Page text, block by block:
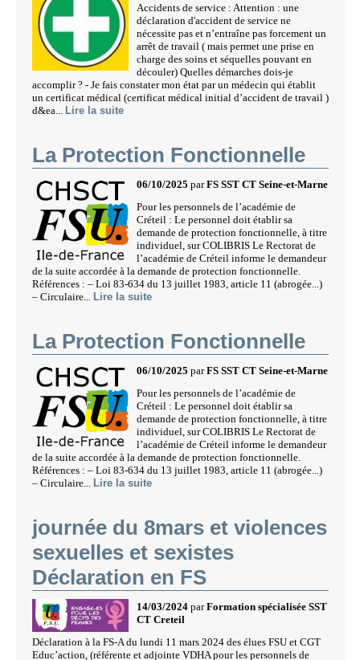
Accidents de service : Attention : une
déclaration d'accident de service ne
nécessite pas et n’entraîne pas forcement un
arrêt de travail ( mais permet une prise en
charge des soins et séquelles pouvant en
découler) Quelles démarches dois-je
accomplir ? - Je fais constater mon état par un médecin qui établit
un certificat médical (certificat médical initial d’accident de travail )
d&ea...
Lire la suite
La Protection Fonctionnelle
06/10/2025 parFS SST CT Seine-et-Marne
Pour les personnels de l’académie de
Créteil : Le personnel doit établir sa
demande de protection fonctionnelle, à titre
individuel, sur COLIBRIS Le Rectorat de
l’académie de Créteil informe le demandeur
de la suite accordée à la demande de protection fonctionnelle.
Références : – Loi 83-634 du 13 juillet 1983, article 11 (abrogée...)
– Circulaire...
Lire la suite
La Protection Fonctionnelle
06/10/2025 parFS SST CT Seine-et-Marne
Pour les personnels de l’académie de
Créteil : Le personnel doit établir sa
demande de protection fonctionnelle, à titre
individuel, sur COLIBRIS Le Rectorat de
l’académie de Créteil informe le demandeur
de la suite accordée à la demande de protection fonctionnelle.
Références : – Loi 83-634 du 13 juillet 1983, article 11 (abrogée...)
– Circulaire...
Lire la suite
journée du 8mars et violences
sexuelles et sexistes
Déclaration en FS
14/03/2024 parFormation spécialisée SST
CT Creteil
Déclaration à la FS-A du lundi 11 mars 2024 des élues FSU et CGT
Educ’action, (référente et adjointe VDHA pour les personnels de